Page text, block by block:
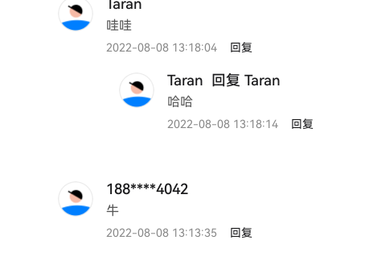
Taran
哇哇
2022-08-08 13:18:04 回复
Taran 回复 Taran
哈哈
2022-08-08 13:18:14 回复
188****4042
牛
2022-08-08 13:13:35 回复